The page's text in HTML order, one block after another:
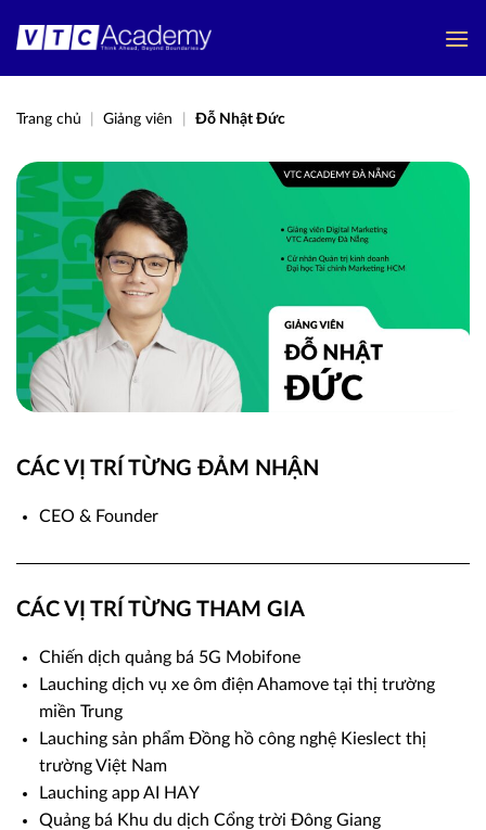
qua
Trang chủ Giảng viên Đỗ Nhật Đức
CÁC VỊ TRÍ TỪNG ĐẢM NHẬN
CEO & Founder
CÁC VỊ TRÍ TỪNG THAM GIA
Chiến dịch quảng bá 5G Mobifone
Lauching dịch vụ xe ôm điện Ahamove tại thị trường
miền Trung
Lauching sản phẩm Đồng hồ công nghệ Kieslect thị
trường Việt Nam
Lauching app AI HAY
Quảng bá Khu du dịch Cổng trời Đông Giang